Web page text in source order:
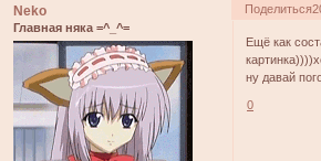
Поделиться
Neko
Главная няка =^_^=
Ещё как
ну давай
0